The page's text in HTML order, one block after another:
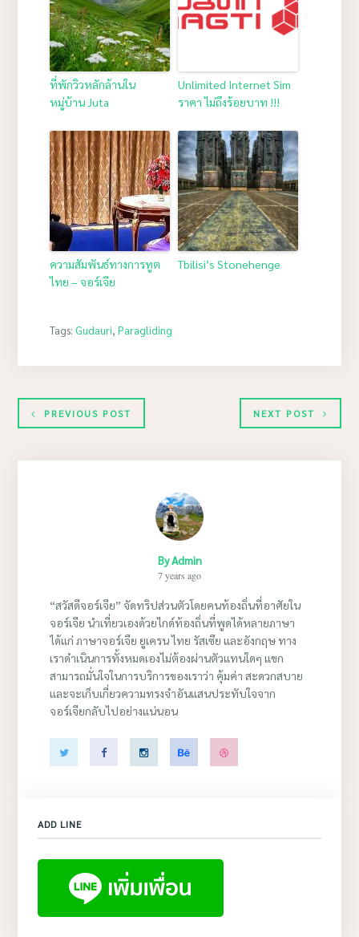
ที่พักวิวหลักล้านใน
หมู่บ้าน Juta
Unlimited Internet Sim
ราคา ไม่ถึงร้อยบาท !!!
ความสัมพันธ์ทางการทูต
ไทย – จอร์เจีย
Tbilisi’s Stonehenge
Tags: Gudauri,Paragliding
PREVIOUS POST NEXT POST
ByAdmin
7 years ago
“สวัสดีจอร์เจีย” จัดทริปส่วนตัวโดยคนท้องถิ่นที่อาศัยใน
จอร์เจีย นำเที่ยวเองด้วยไกด์ท้องถิ่นที่พูดได้หลายภาษา
ได้แก่ ภาษาจอร์เจีย ยูเครน ไทย รัสเซีย และอังกฤษ ทาง
เราดำเนินการทั้งหมดเองไม่ต้องผ่านตัวแทนใดๆ แขก
สามารถมั่นใจในการบริการของเราว่า คุ้มค่า สะดวกสบาย
และจะเก็บเกี่ยวความทรงจำอันแสนประทับใจจาก
จอร์เจียกลับไปอย่างแน่นอน
ADD LINE